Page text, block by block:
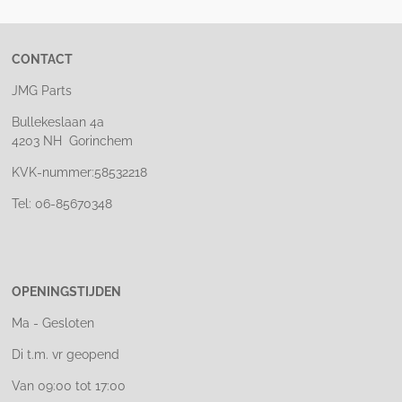
CONTACT
JMG Parts
Bullekeslaan 4a
4203 NH Gorinchem
KVK-nummer:58532218
Tel: 06-85670348
OPENINGSTIJDEN
Ma - Gesloten
Di t.m. vr geopend
Van 09:00 tot 17:00